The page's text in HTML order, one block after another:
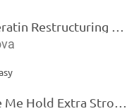
hviezdičiek.